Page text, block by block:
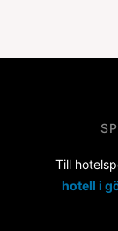
Till
hotell i